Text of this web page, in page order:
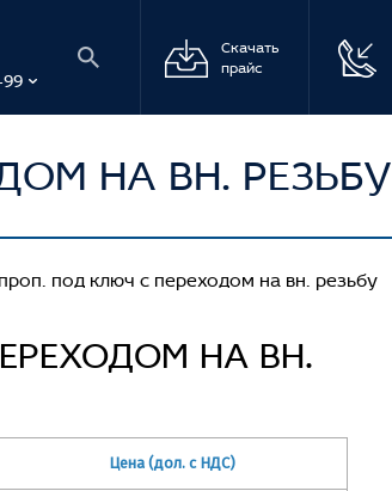
Скачать
прайс
НА ВН. РЕЗЬБУ
под ключ с переходом на вн. резьбу
НА ВН.
Цена (дол. с НДС)